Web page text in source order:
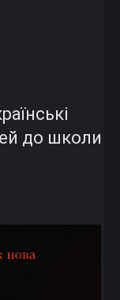
до школи